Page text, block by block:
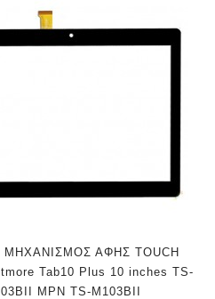
ΜΗΧΑΝΙΣΜΟΣ ΑΦΗΣ TOUCH
Tab10 Plus 10 inches TS-
MPN TS-M103BII